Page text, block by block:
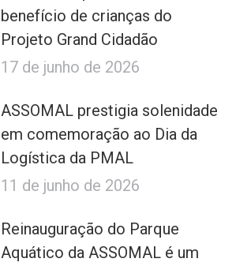
benefício de crianças do
Projeto Grand Cidadão
17 de junho de 2026
ASSOMAL prestigia solenidade
em comemoração ao Dia da
Logística da PMAL
11 de junho de 2026
Reinauguração do Parque
Aquático da ASSOMAL é um